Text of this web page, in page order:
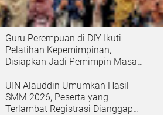
Guru Perempuan di DIY Ikuti
Pelatihan Kepemimpinan,
Disiapkan Jadi Pemimpin Masa
UIN Alauddin Umumkan Hasil
SMM 2026, Peserta yang
Terlambat Registrasi Dianggap